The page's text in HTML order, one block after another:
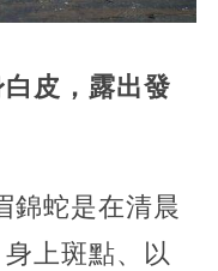
皮，露出發
錦蛇是在清晨
上斑點、以